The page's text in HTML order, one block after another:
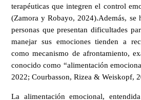
terapéuticas que integren el control
(Zamora y Robayo, 2024).Además, se
personas que presentan dificultades
manejar sus emociones tienden a
como mecanismo de afrontamiento,
conocido como “alimentación
2022; Courbasson, Rizea & Weiskopf,
La alimentación emocional,